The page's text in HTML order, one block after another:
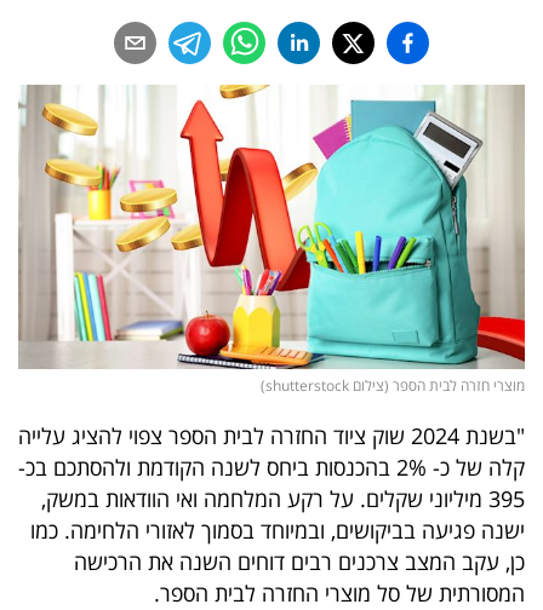
וצרכנות
נדל"ן
דיגיטל
וטק
שיווק
ופרסום
משפט
מדדים
ומחקרים
דעות
רכילות
מוצרי חזרה לבית הספר (צילום shutterstock)
"בשנת 2024 שוק ציוד החזרה לבית הספר צפוי להציג עלייה
קלה של כ- 2% בהכנסות ביחס לשנה הקודמת ולהסתכם בכ-
395 מיליוני שקלים. על רקע המלחמה ואי הוודאות במשק,
ישנה פגיעה בביקושים, ובמיוחד בסמוך לאזורי הלחימה. כמו
כן, עקב המצב צרכנים רבים דוחים השנה את הרכישה
המסורתית של סל מוצרי החזרה לבית הספר.